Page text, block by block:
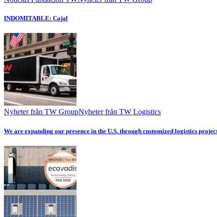
INDOMITABLE: Cajal
Nyheter från TW GroupNyheter från TW Logistics
We are expanding our presence in the U.S. through customized logistics